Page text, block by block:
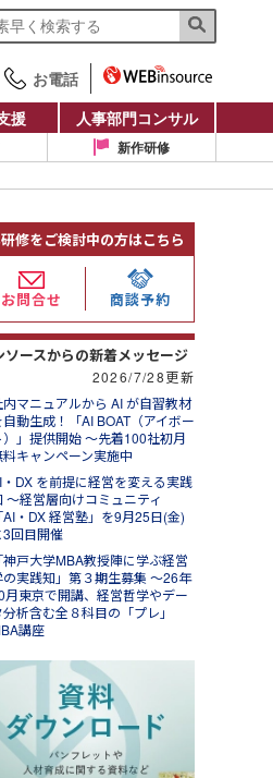
お電話
援 人事部門コンサル
新作研修
修をご検討中の方はこちら
お問合せ 商談予約
ソースからの新着メッセージ
2026/7/28更新
内マニュアルから AI が自習教材
自動生成！「AI BOAT（アイボー
）」提供開始 ～先着100社初月
料キャンペーン実施中
DX を前提に経営を変える実践
～経営層向けコミュニティ
「AI・DX 経営塾」を9月25日(金)
3回目開催
「神戸大学MBA教授陣に学ぶ経営
の実践知」第３期生募集 ～26年
月東京で開講、経営哲学やデー
分析含む全８科目の「プレ」
講座